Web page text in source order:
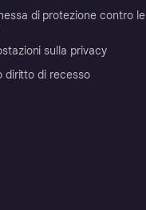
di protezione contro le
sulla privacy
diritto di recesso